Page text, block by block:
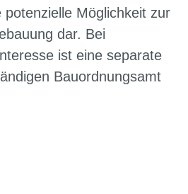
potenzielle Möglichkeit zur
dar. Bei
ist eine separate
Bauordnungsamt